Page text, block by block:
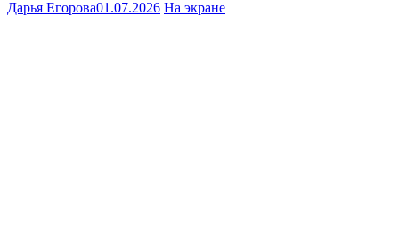
Дарья Егорова01.07.2026 На экране